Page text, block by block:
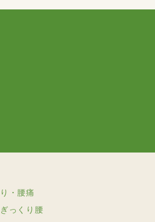
・腰痛
っくり腰